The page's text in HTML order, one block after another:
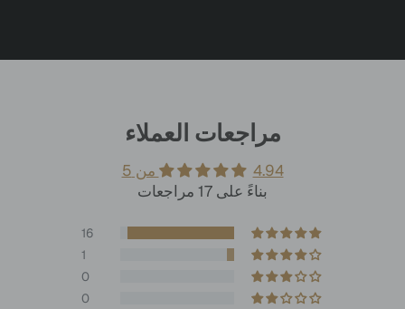
مراجعات العملاء
4.94 من 5
بناءً على 17 مراجعات
16
1
0
0